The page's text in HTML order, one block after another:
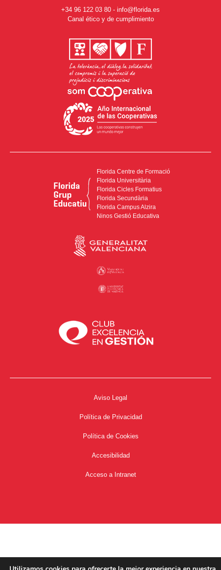
+34 96 122 03 80 - info@florida.es
Canal ético y de cumplimiento
Florida Centre de Formació
Florida Universitària
Florida Cicles Formatius
Florida Secundària
Florida Campus Alzira
Ninos Gestió Educativa
Aviso Legal
Política de Privacidad
Política de Cookies
Accesibilidad
Acceso a Intranet